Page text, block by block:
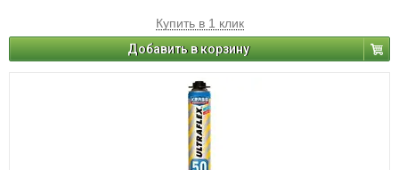
Купить в 1 клик
Добавить в корзину